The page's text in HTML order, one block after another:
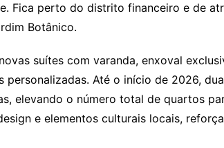
Fica perto do distrito financeiro e de
Botânico.
suítes com varanda, enxoval
personalizadas. Até o início de 2026,
elevando o número total de quartos
e elementos culturais locais,